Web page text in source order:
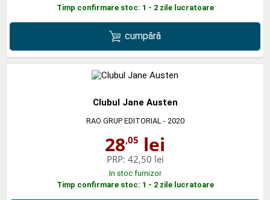
Timp confirmare stoc: 1 - 2 zile lucratoare
cumpără
Clubul Jane Austen
RAO GRUP EDITORIAL - 2020
28,05 lei
PRP: 42,50 lei
In stoc furnizor
Timp confirmare stoc: 1 - 2 zile lucratoare